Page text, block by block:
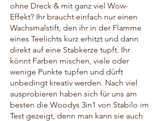
ohne Dreck & mit ganz viel Wow-
Effekt? Ihr braucht einfach nur einen
Wachsmalstift, den ihr in der Flamme
eines Teelichts kurz erhitzt und dann
direkt auf eine Stabkerze tupft. Ihr
könnt Farben mischen, viele oder
wenige Punkte tupfen und dürft
unbedingt kreativ werden. Nach viel
ausprobieren haben sich für uns am
besten die Woodys 3in1 von Stabilo im
Test gezeigt, denn man kann sie auch